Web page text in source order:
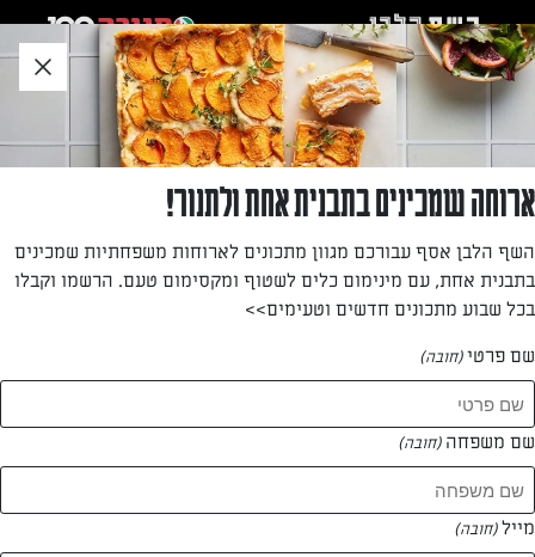
לאזור
תוכן
תחתון
רחל שם טוב
—
המתכונים של רחל שם טוב
0 מתכונים
ארוחה שמכינים בתבנית אחת ולתנור!
השף הלבן אסף עבורכם מגוון מתכונים לארוחות משפחתיות שמכינים
בתבנית אחת, עם מינימום כלים לשטוף ומקסימום טעם. הרשמו וקבלו
בכל שבוע מתכונים חדשים וטעימים>>
שם פרטי(חובה)
שם משפחה (חובה)
מייל(חובה)